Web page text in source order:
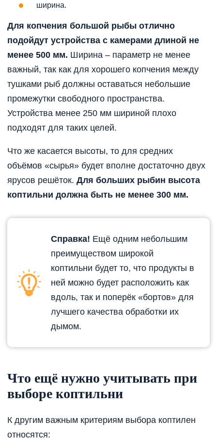
ширина.
Для копчения большой рыбы отлично
подойдут устройства с камерами длиной не
менее 500 мм. Ширина – параметр не менее
важный, так как для хорошего копчения между
тушками рыб должны оставаться небольшие
промежутки свободного пространства.
Устройства менее 250 мм шириной плохо
подходят для таких целей.
Что же касается высоты, то для средних
объёмов «сырья» будет вполне достаточно двух
ярусов решёток. Для больших рыбин высота
коптильни должна быть не менее 300 мм.
Справка! Ещё одним небольшим
преимуществом широкой
коптильни будет то, что продукты в
ней можно будет расположить как
вдоль, так и поперёк «бортов» для
лучшего качества обработки их
дымом.
Что ещё нужно учитывать при
выборе коптильни
К другим важным критериям выбора коптилен
относятся: